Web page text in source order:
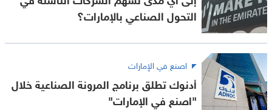
التحول الصناعي بالإمارات؟
اصنع في الإمارات
أدنوك تطلق برنامج المرونة الصناعية خلال
"اصنع في الإمارات"